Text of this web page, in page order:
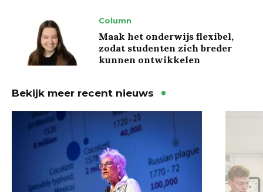
Column
Maak het onderwijs flexibel,
zodat studenten zich breder
kunnen ontwikkelen
Bekijk meer recent nieuws